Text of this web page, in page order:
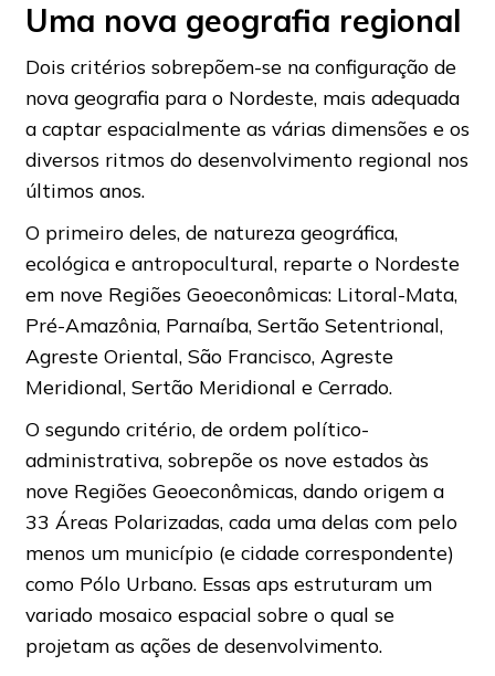
Uma nova geografia regional
Dois critérios sobrepõem-se na configuração de
nova geografia para o Nordeste, mais adequada
a captar espacialmente as várias dimensões e os
diversos ritmos do desenvolvimento regional nos
últimos anos.
O primeiro deles, de natureza geográfica,
ecológica e antropocultural, reparte o Nordeste
em nove Regiões Geoeconômicas: Litoral-Mata,
Pré-Amazônia, Parnaíba, Sertão Setentrional,
Agreste Oriental, São Francisco, Agreste
Meridional, Sertão Meridional e Cerrado.
O segundo critério, de ordem político-
administrativa, sobrepõe os nove estados às
nove Regiões Geoeconômicas, dando origem a
33 Áreas Polarizadas, cada uma delas com pelo
menos um município (e cidade correspondente)
como Pólo Urbano. Essas aps estruturam um
variado mosaico espacial sobre o qual se
projetam as ações de desenvolvimento.